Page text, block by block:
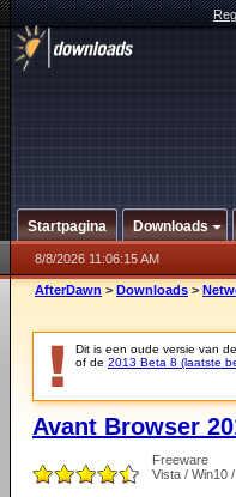
Startpagina Downloads
8/8/2026 11:06:15 AM
AfterDawn > Downloads >
Dit is een oude versie van
of de 2013 Beta 8 (laatste
Avant Browser
Freeware
Vista / Win10